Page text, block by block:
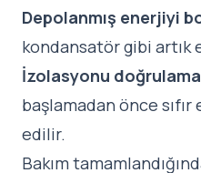
Depolanmış enerjiyi
kondansatör gibi artık
İzolasyonu
başlamadan önce
edilir.
Bakım